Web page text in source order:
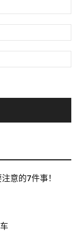
意的7件事！